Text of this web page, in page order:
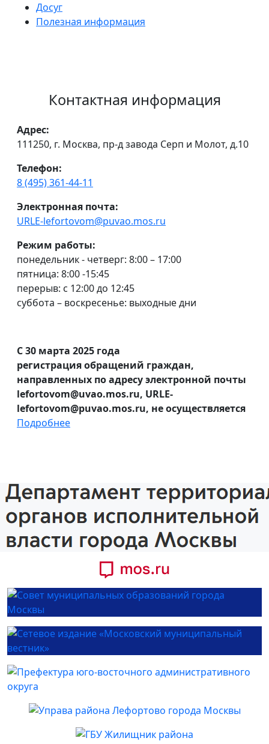
Досуг
Полезная информация
Контактная информация
Адрес:
111250, г. Москва, пр-д завода Серп и Молот, д.10
Телефон:
8 (495) 361-44-11
Электронная почта:
URLE-lefortovom@puvao.mos.ru
Режим работы:
понедельник - четверг: 8:00 – 17:00
пятница: 8:00 -15:45
перерыв: с 12:00 до 12:45
суббота – воскресенье: выходные дни
С 30 марта 2025 года
регистрация обращений граждан,
направленных по адресу электронной почты
lefortovom@uvao.mos.ru, URLE-
lefortovom@puvao.mos.ru, не осуществляется
Подробнее